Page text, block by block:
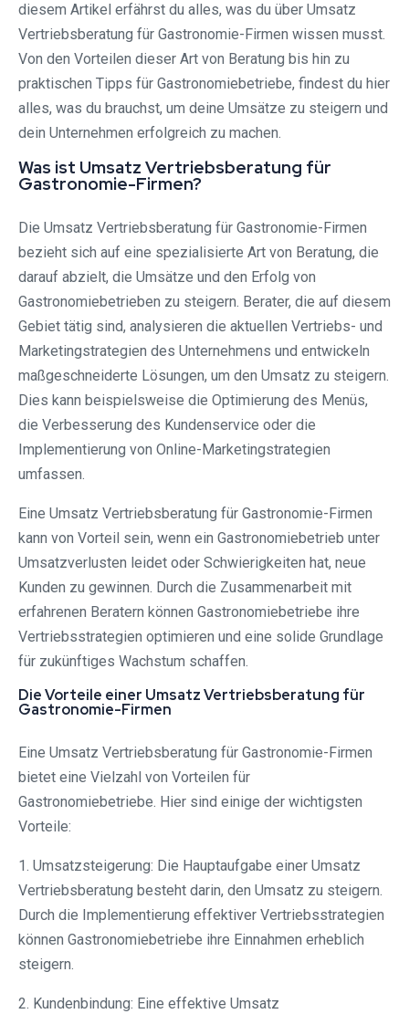
diesem Artikel erfährst du alles, was du über Umsatz
Vertriebsberatung für Gastronomie-Firmen wissen musst.
Von den Vorteilen dieser Art von Beratung bis hin zu
praktischen Tipps für Gastronomiebetriebe, findest du hier
alles, was du brauchst, um deine Umsätze zu steigern und
dein Unternehmen erfolgreich zu machen.
Was ist Umsatz Vertriebsberatung für
Gastronomie-Firmen?
Die Umsatz Vertriebsberatung für Gastronomie-Firmen
bezieht sich auf eine spezialisierte Art von Beratung, die
darauf abzielt, die Umsätze und den Erfolg von
Gastronomiebetrieben zu steigern. Berater, die auf diesem
Gebiet tätig sind, analysieren die aktuellen Vertriebs- und
Marketingstrategien des Unternehmens und entwickeln
maßgeschneiderte Lösungen, um den Umsatz zu steigern.
Dies kann beispielsweise die Optimierung des Menüs,
die Verbesserung des Kundenservice oder die
Implementierung von Online-Marketingstrategien
umfassen.
Eine Umsatz Vertriebsberatung für Gastronomie-Firmen
kann von Vorteil sein, wenn ein Gastronomiebetrieb unter
Umsatzverlusten leidet oder Schwierigkeiten hat, neue
Kunden zu gewinnen. Durch die Zusammenarbeit mit
erfahrenen Beratern können Gastronomiebetriebe ihre
Vertriebsstrategien optimieren und eine solide Grundlage
für zukünftiges Wachstum schaffen.
Die Vorteile einer Umsatz Vertriebsberatung für
Gastronomie-Firmen
Eine Umsatz Vertriebsberatung für Gastronomie-Firmen
bietet eine Vielzahl von Vorteilen für
Gastronomiebetriebe. Hier sind einige der wichtigsten
Vorteile:
1. Umsatzsteigerung: Die Hauptaufgabe einer Umsatz
Vertriebsberatung besteht darin, den Umsatz zu steigern.
Durch die Implementierung effektiver Vertriebsstrategien
können Gastronomiebetriebe ihre Einnahmen erheblich
steigern.
2. Kundenbindung: Eine effektive Umsatz